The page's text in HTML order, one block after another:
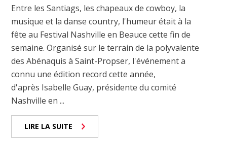
Entre les Santiags, les chapeaux de cowboy, la
musique et la danse country, l'humeur était à la
fête au Festival Nashville en Beauce cette fin de
semaine. Organisé sur le terrain de la polyvalente
des Abénaquis à Saint-Propser, l'événement a
connu une édition record cette année,
d'après Isabelle Guay, présidente du comité
Nashville en ...
LIRE LA SUITE